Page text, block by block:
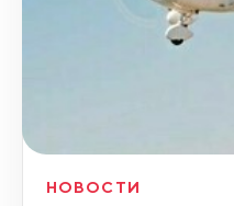
НОВОСТИ